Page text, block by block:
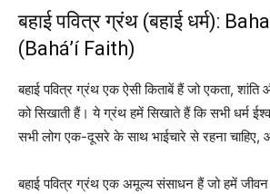
बहाई पवित्र ग्रंथ (बहाई धर्म):
(Bahá’í Faith)
बहाई पवित्र ग्रंथ एक ऐसी किताबें हैं जो एकता, शांति
को सिखाती हैं। ये ग्रंथ हमें सिखाते हैं कि सभी धर्म
सभी लोग एक-दूसरे के साथ भाईचारे से रहना चाहिए,
बहाई पवित्र ग्रंथ एक अमूल्य संसाधन हैं जो हमें